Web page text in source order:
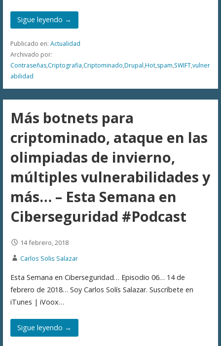
Sigue leyendo →
Publicado en: Actualidad
Archivado por:
Contraseñas,Criptografia,Criptominado,Drupal,Hot,spam,SWIFT,vulner
abilidad
Más botnets para
criptominado, ataque en las
olimpiadas de invierno,
múltiples vulnerabilidades y
más… – Esta Semana en
Ciberseguridad #Podcast
14 febrero, 2018
Carlos Solis Salazar
Esta Semana en Ciberseguridad… Episodio 06… 14 de
febrero de 2018… Soy Carlos Solís Salazar. Suscríbete en
iTunes | iVoox…
Sigue leyendo →